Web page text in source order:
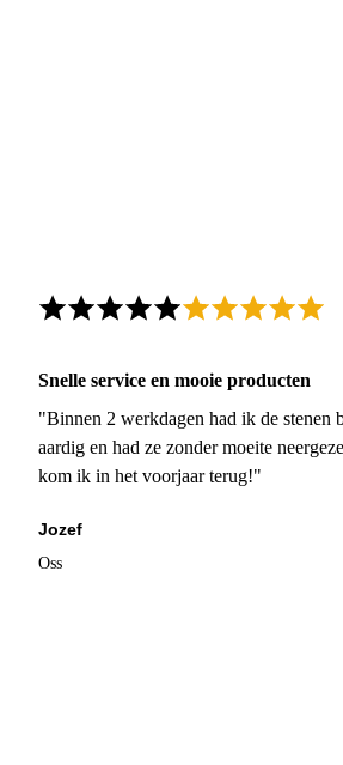
Snelle service en mooie producten
"Binnen 2 werkdagen had ik de stenen
aardig en had ze zonder moeite
kom ik in het voorjaar terug!"
Jozef
Oss